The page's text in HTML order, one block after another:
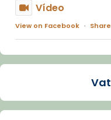
Vídeo
View on Facebook · Share
Arquebisbat
La Carmina va
dos mesos, a